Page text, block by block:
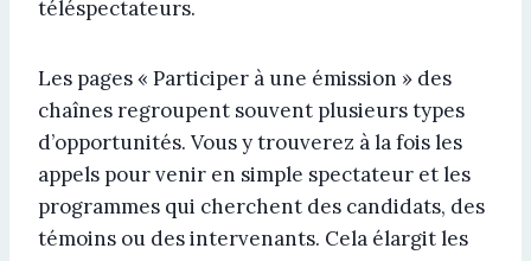
téléspectateurs.
Les pages « Participer à une émission » des
chaînes regroupent souvent plusieurs types
d’opportunités. Vous y trouverez à la fois les
appels pour venir en simple spectateur et les
programmes qui cherchent des candidats, des
témoins ou des intervenants. Cela élargit les